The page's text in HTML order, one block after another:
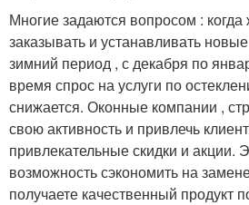
Многие задаются вопросом :
заказывать и устанавливать
зимний период , с декабря по
время спрос на услуги по
снижается. Оконные компании ,
свою активность и привлечь
привлекательные скидки и акции.
возможность сэкономить на
получаете качественный продукт